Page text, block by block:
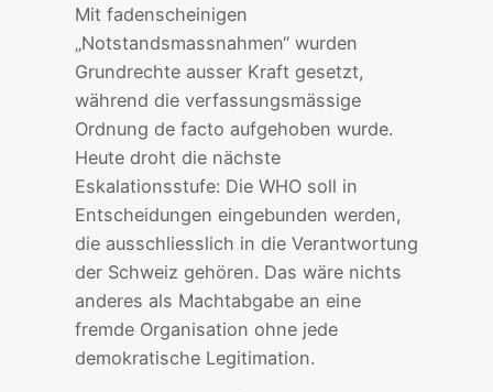
Mit fadenscheinigen
„Notstandsmassnahmen“ wurden
Grundrechte ausser Kraft gesetzt,
während die verfassungsmässige
Ordnung de facto aufgehoben wurde.
Heute droht die nächste
Eskalationsstufe: Die WHO soll in
Entscheidungen eingebunden werden,
die ausschliesslich in die Verantwortung
der Schweiz gehören. Das wäre nichts
anderes als Machtabgabe an eine
fremde Organisation ohne jede
demokratische Legitimation.